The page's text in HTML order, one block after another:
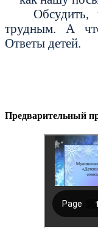
трудным. А
Ответы детей.
Предварительный